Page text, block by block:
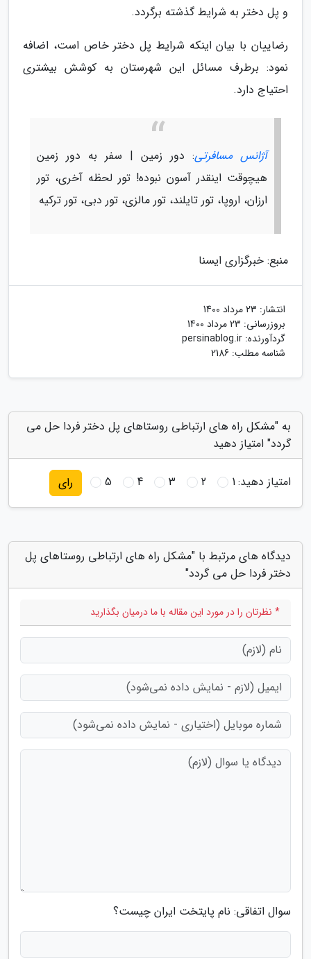
و پل دختر به شرایط گذشته برگردد.
رضاییان با بیان اینکه شرایط پل دختر خاص است، اضافه
نمود: برطرف مسائل این شهرستان به کوشش بیشتری
احتیاج دارد.
آژانس مسافرتی: دور زمین | سفر به دور زمین
هیچوقت اینقدر آسون نبوده! تور لحظه آخری، تور
ارزان، اروپا، تور تایلند، تور مالزی، تور دبی، تور ترکیه
منبع: خبرگزاری ایسنا
انتشار: 23 مرداد 1400
بروزرسانی: 23 مرداد 1400
گردآورنده: persinablog.ir
شناسه مطلب: 2186
به "مشکل راه های ارتباطی روستاهای پل دختر فردا حل می
گردد" امتیاز دهید
امتیاز دهید:1
2
3
4
5 رای
دیدگاه های مرتبط با "مشکل راه های ارتباطی روستاهای پل
دختر فردا حل می گردد"
* نظرتان را در مورد این مقاله با ما درمیان بگذارید
سوال اتفاقی: نام پایتخت ایران چیست؟